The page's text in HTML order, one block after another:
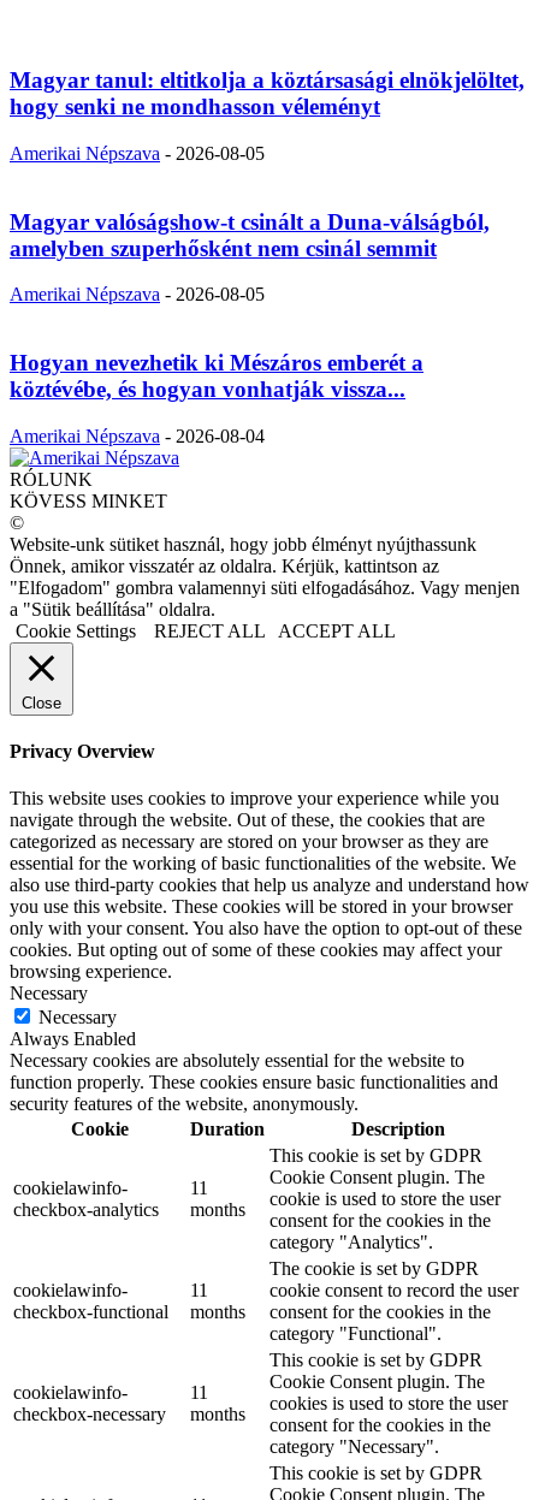
Magyar tanul: eltitkolja a köztársasági elnökjelöltet,
hogy senki ne mondhasson véleményt
Amerikai Népszava - 2026-08-05
Magyar valóságshow-t csinált a Duna-válságból,
amelyben szuperhősként nem csinál semmit
Amerikai Népszava - 2026-08-05
Hogyan nevezhetik ki Mészáros emberét a
köztévébe, és hogyan vonhatják vissza...
Amerikai Népszava - 2026-08-04
RÓLUNK
KÖVESS MINKET
©
Website-unk sütiket használ, hogy jobb élményt nyújthassunk
Önnek, amikor visszatér az oldalra. Kérjük, kattintson az
"Elfogadom" gombra valamennyi süti elfogadásához. Vagy menjen
a "Sütik beállítása" oldalra.
Cookie Settings
REJECT ALL ACCEPT ALL
Close
Privacy Overview
This website uses cookies to improve your experience while you
navigate through the website. Out of these, the cookies that are
categorized as necessary are stored on your browser as they are
essential for the working of basic functionalities of the website. We
also use third-party cookies that help us analyze and understand how
you use this website. These cookies will be stored in your browser
only with your consent. You also have the option to opt-out of these
cookies. But opting out of some of these cookies may affect your
browsing experience.
Necessary
Necessary
Always Enabled
Necessary cookies are absolutely essential for the website to
function properly. These cookies ensure basic functionalities and
security features of the website, anonymously.
Cookie
Duration Description
cookielawinfo-
checkbox-analytics
11
months
This cookie is set by GDPR
Cookie Consent plugin. The
cookie is used to store the user
consent for the cookies in the
category "Analytics".
cookielawinfo-
checkbox-functional
11
months
The cookie is set by GDPR
cookie consent to record the user
consent for the cookies in the
category "Functional".
cookielawinfo-
checkbox-necessary
11
months
This cookie is set by GDPR
Cookie Consent plugin. The
cookies is used to store the user
consent for the cookies in the
category "Necessary".
This cookie is set by GDPR
Cookie Consent plugin. The